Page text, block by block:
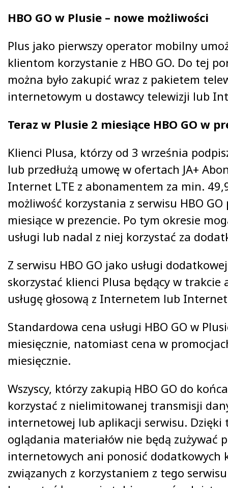
HBO GO w Plusie – nowe możliwości
Plus jako pierwszy operator mobilny
klientom korzystanie z HBO GO. Do tej
można było zakupić wraz z pakietem
internetowym u dostawcy telewizji lub
Teraz w Plusie 2 miesiące HBO GO w
Klienci Plusa, którzy od 3 września
lub przedłużą umowę w ofertach JA+
Internet LTE z abonamentem za min.
możliwość korzystania z serwisu HBO GO
miesiące w prezencie. Po tym okresie
usługi lub nadal z niej korzystać za
Z serwisu HBO GO jako usługi
skorzystać klienci Plusa będący w
usługę głosową z Internetem lub
Standardowa cena usługi HBO GO w
miesięcznie, natomiast cena w
miesięcznie.
Wszyscy, którzy zakupią HBO GO do
korzystać z nielimitowanej transmisji
internetowej lub aplikacji serwisu. Dzięki
oglądania materiałów nie będą zużywać
internetowych ani ponosić dodatkowych
związanych z korzystaniem z tego